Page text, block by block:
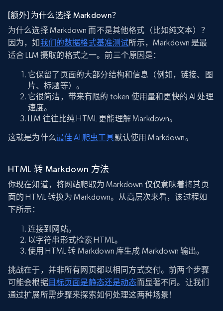
[额外] 为什么选择 Markdown？
为什么选择 Markdown 而不是其他格式（比如纯文本）？
因为，如我们的数据格式基准测试所示，Markdown 是最
适合 LLM 摄取的格式之一。前三个原因是：
它保留了页面的大部分结构和信息（例如，链接、图
片、标题等）。
它很简洁，带来有限的 token 使用量和更快的 AI 处理
速度。
LLM 往往比纯 HTML 更能理解 Markdown。
这就是为什么最佳 AI 爬虫工具默认使用 Markdown。
HTML 转 Markdown 方法
你现在知道，将网站爬取为 Markdown 仅仅意味着将其页
面的 HTML 转换为 Markdown。从高层次来看，该过程如
下所示：
连接到网站。
以字符串形式检索 HTML。
使用 HTML 转 Markdown 库生成 Markdown 输出。
挑战在于，并非所有网页都以相同方式交付。前两个步骤
可能会根据目标页面是静态还是动态而显著不同。让我们
通过扩展所需步骤来探索如何处理这两种场景！